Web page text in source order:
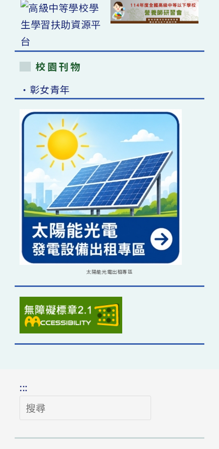
校園刊物
•彰女青年
太陽能光電出租專區
:::
搜
尋